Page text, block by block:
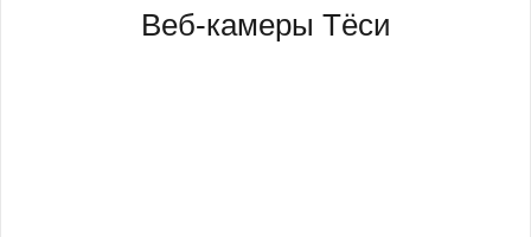
Веб-камеры Тёси